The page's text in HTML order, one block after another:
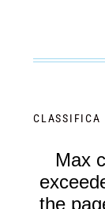
CLASSIFICA